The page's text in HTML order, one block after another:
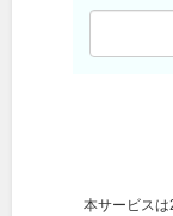
本サービスは